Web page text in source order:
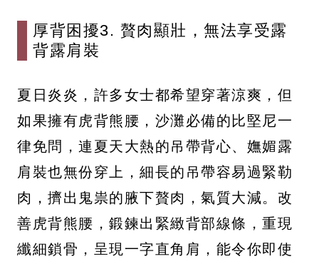
厚背困擾3. 贅肉顯壯，無法享受露
背露肩裝
夏日炎炎，許多女士都希望穿著涼爽，但
如果擁有虎背熊腰，沙灘必備的比堅尼一
律免問，連夏天大熱的吊帶背心、嫵媚露
肩裝也無份穿上，細長的吊帶容易過緊勒
肉，擠出鬼祟的腋下贅肉，氣質大減。改
善虎背熊腰，鍛鍊出緊緻背部線條，重現
纖細鎖骨，呈現一字直角肩，能令你即使